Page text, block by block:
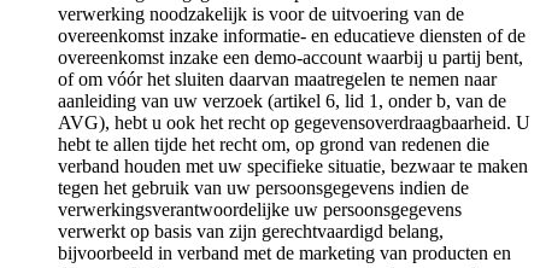
verwerking noodzakelijk is voor de uitvoering van de
overeenkomst inzake informatie- en educatieve diensten of de
overeenkomst inzake een demo-account waarbij u partij bent,
of om vóór het sluiten daarvan maatregelen te nemen naar
aanleiding van uw verzoek (artikel 6, lid 1, onder b, van de
AVG), hebt u ook het recht op gegevensoverdraagbaarheid. U
hebt te allen tijde het recht om, op grond van redenen die
verband houden met uw specifieke situatie, bezwaar te maken
tegen het gebruik van uw persoonsgegevens indien de
verwerkingsverantwoordelijke uw persoonsgegevens
verwerkt op basis van zijn gerechtvaardigd belang,
bijvoorbeeld in verband met de marketing van producten en